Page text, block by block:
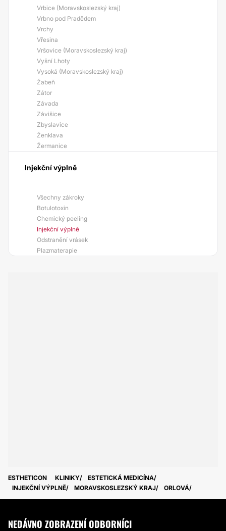
Vrbice (Moravskoslezský kraj)
Vrbno pod Pradědem
Vrchy
Vřesina
Vršovice (Moravskoslezský kraj)
Vyšní Lhoty
Vysoká (Moravskoslezský kraj)
Žabeň
Zátor
Závada
Závišice
Zbyslavice
Ženklava
Žermanice
Injekční výplně
Všechny zákroky
Botulotoxin
Chemický peeling
Injekční výplně
Odstranění vrásek
Plazmaterapie
ESTHETICON KLINIKY
ESTETICKÁ MEDICÍNA
INJEKČNÍ VÝPLNĚ
MORAVSKOSLEZSKÝ KRAJ ORLOVÁ
NEDÁVNO ZOBRAZENÍ ODBORNÍCI